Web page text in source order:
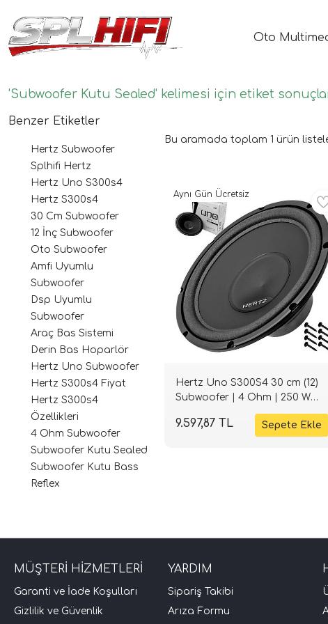
Oto
'Subwoofer Kutu Sealed' kelimesi için etiket
Benzer Etiketler
Hertz Subwoofer
Splhifi Hertz
Hertz Uno S300s4
Hertz S300s4
30 Cm Subwoofer
12 İnç Subwoofer
Oto Subwoofer
Amfi Uyumlu
Subwoofer
Dsp Uyumlu
Subwoofer
Araç Bas Sistemi
Derin Bas Hoparlör
Hertz Uno Subwoofer
Hertz S300s4 Fiyat
Hertz S300s4
Özellikleri
4 Ohm Subwoofer
Subwoofer Kutu Sealed
Subwoofer Kutu Bass
Reflex
Bu aramada toplam 1 ürün
Hertz Uno S300S4 30 cm (12)
Subwoofer | 4 Ohm | 250 W
RMS / 1000 W Maks. | SPLHIFI
9.597,87 TL
Aynı Gün Ücretsiz
MÜŞTERİ HİZMETLERİ
Garanti ve İade Koşulları
Gizlilik ve Güvenlik
YARDIM
Sipariş Takibi
Arıza Formu